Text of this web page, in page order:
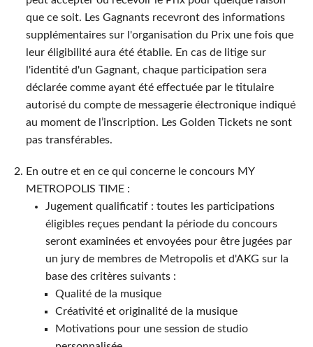
que ce soit. Les Gagnants recevront des informations
supplémentaires sur l'organisation du Prix une fois que
leur éligibilité aura été établie. En cas de litige sur
l'identité d'un Gagnant, chaque participation sera
déclarée comme ayant été effectuée par le titulaire
autorisé du compte de messagerie électronique indiqué
au moment de l’inscription. Les Golden Tickets ne sont
pas transférables.
En outre et en ce qui concerne le concours MY
METROPOLIS TIME :
Jugement qualificatif : toutes les participations
éligibles reçues pendant la période du concours
seront examinées et envoyées pour être jugées par
un jury de membres de Metropolis et d'AKG sur la
base des critères suivants :
Qualité de la musique
Créativité et originalité de la musique
Motivations pour une session de studio